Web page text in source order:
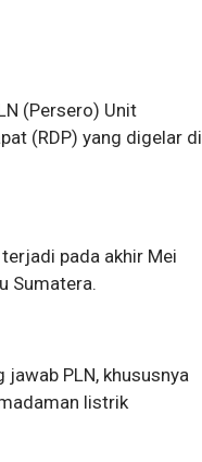
(Persero) Unit
(RDP) yang digelar di
pada akhir Mei
Sumatera.
PLN, khususnya
listrik